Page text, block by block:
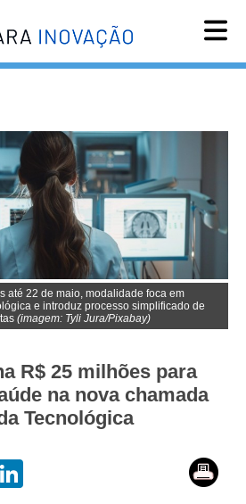
Agenda
Vídeos
Assine
English
até 22 de maio, modalidade foca em
e introduz processo simplificado de
(imagem: Tyli Jura/Pixabay)
R$ 25 milhões para
na nova chamada
Tecnológica